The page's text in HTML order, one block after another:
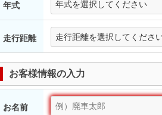
年式
走行距離
お客様情報の入力
お名前